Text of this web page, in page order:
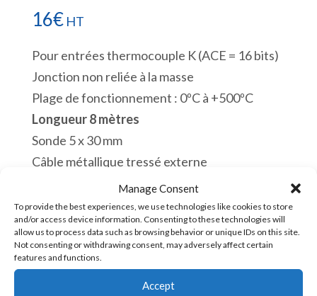
Manage Consent
To provide the best experiences, we use technologies like cookies to store
and/or access device information. Consenting to these technologies will
allow us to process data such as browsing behavior or unique IDs on this site.
Not consenting or withdrawing consent, may adversely affect certain
features and functions.
Accept
16€ HT
Pour entrées thermocouple K (ACE = 16 bits)
Jonction non reliée à la masse
Plage de fonctionnement : 0ºC à +500ºC
Longueur 8 mètres
Sonde 5 x 30 mm
Câble métallique tressé externe
quantité
de
U-
Ajouter au panier
U-TC-K-8 [90309000]